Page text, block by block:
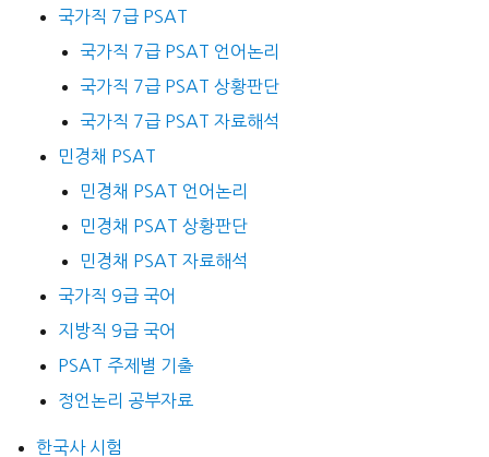
국가직 7급 PSAT
국가직 7급 PSAT 언어논리
국가직 7급 PSAT 상황판단
국가직 7급 PSAT 자료해석
민경채 PSAT
민경채 PSAT 언어논리
민경채 PSAT 상황판단
민경채 PSAT 자료해석
국가직 9급 국어
지방직 9급 국어
PSAT 주제별 기출
정언논리 공부자료
한국사 시험